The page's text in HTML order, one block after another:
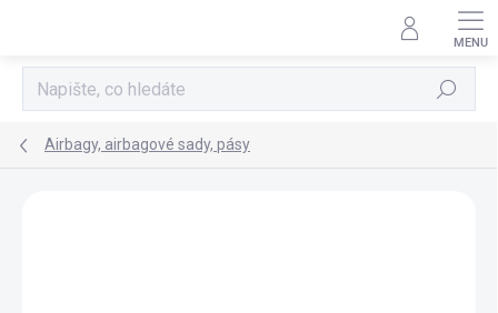
Hledat
Airbagy, airbagové sady, pásy